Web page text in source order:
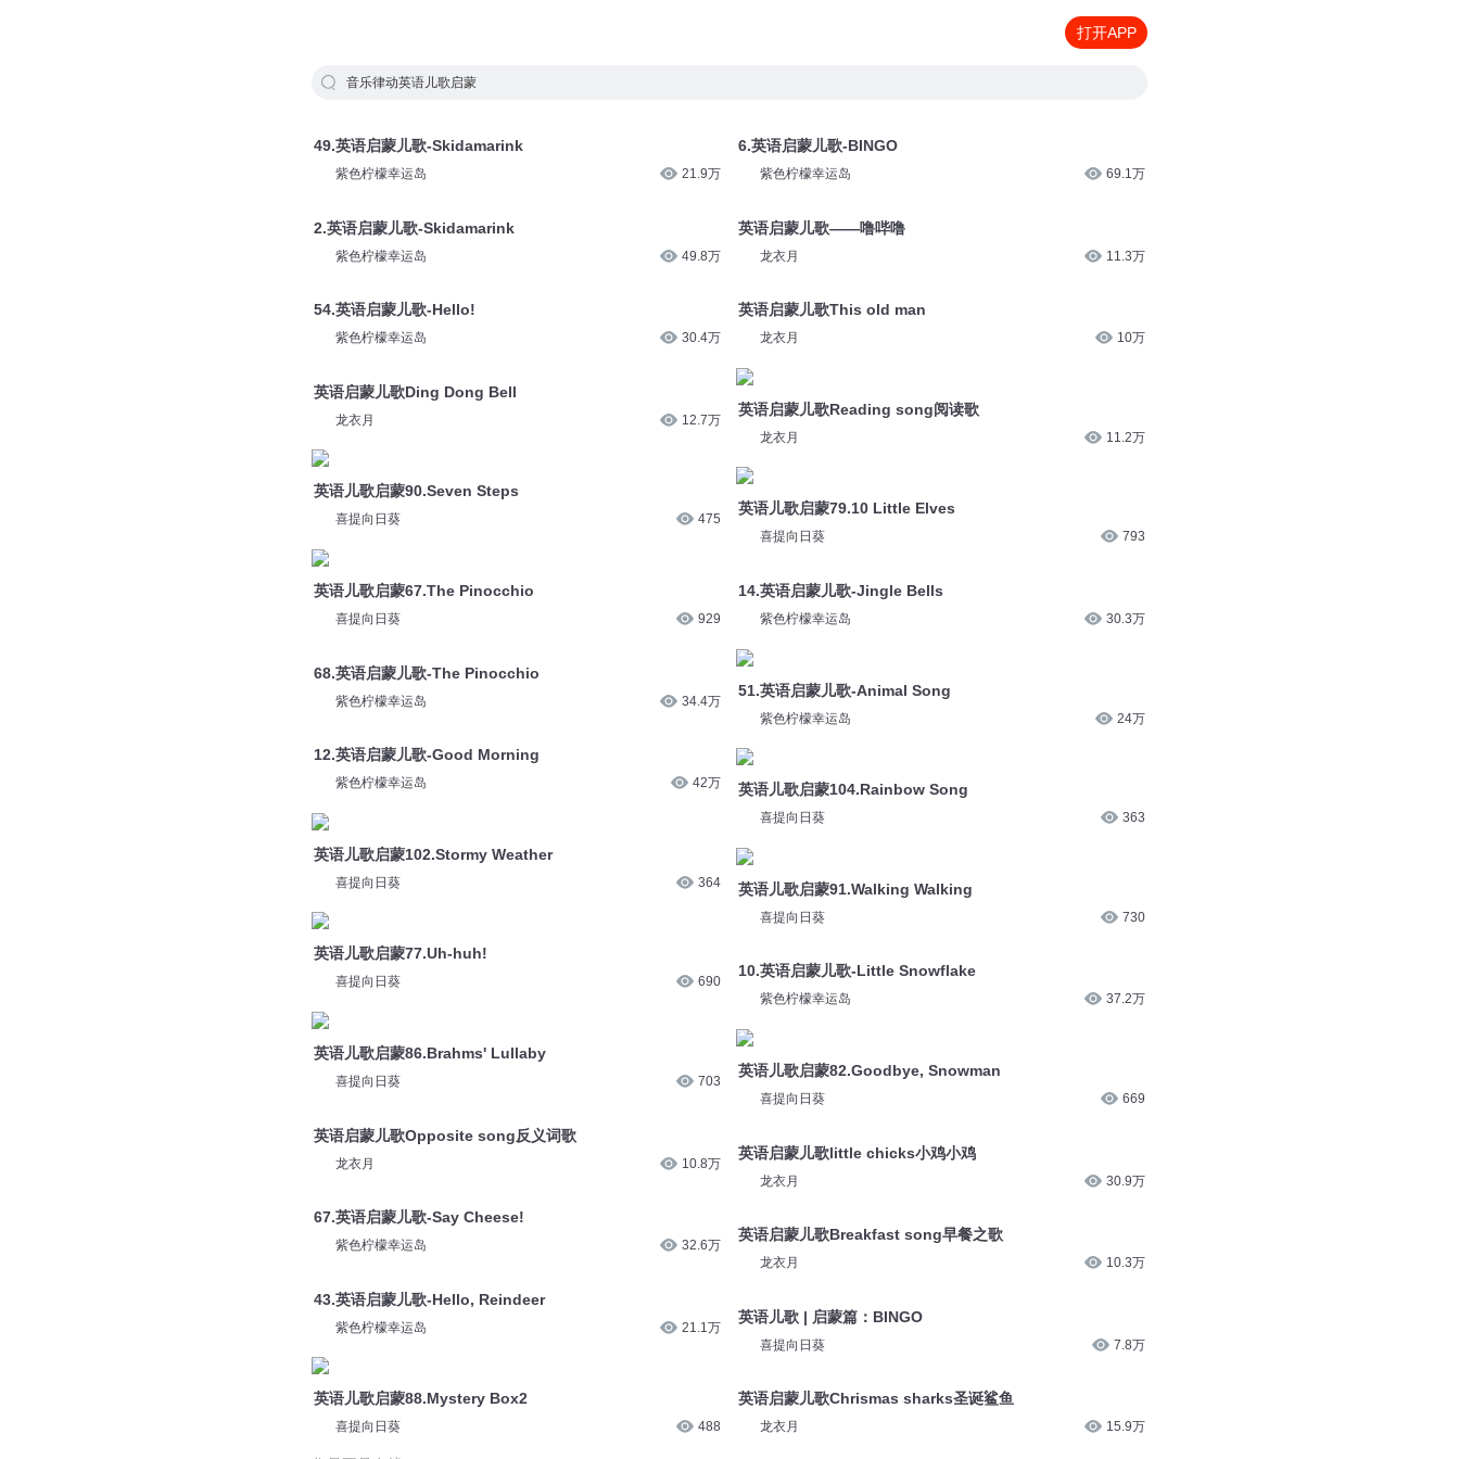
打开APP
音乐律动英语儿歌启蒙
49.英语启蒙儿歌-Skidamarink
紫色柠檬幸运岛 21.9万
2.英语启蒙儿歌-Skidamarink
紫色柠檬幸运岛 49.8万
54.英语启蒙儿歌-Hello!
紫色柠檬幸运岛 30.4万
英语启蒙儿歌Ding Dong Bell
龙衣月 12.7万
英语儿歌启蒙90.Seven Steps
喜提向日葵 475
英语儿歌启蒙67.The Pinocchio
喜提向日葵 929
68.英语启蒙儿歌-The Pinocchio
紫色柠檬幸运岛 34.4万
12.英语启蒙儿歌-Good Morning
紫色柠檬幸运岛 42万
英语儿歌启蒙102.Stormy Weather
喜提向日葵 364
英语儿歌启蒙77.Uh-huh!
喜提向日葵 690
英语儿歌启蒙86.Brahms' Lullaby
喜提向日葵 703
英语启蒙儿歌Opposite song反义词歌
龙衣月 10.8万
67.英语启蒙儿歌-Say Cheese!
紫色柠檬幸运岛 32.6万
43.英语启蒙儿歌-Hello, Reindeer
紫色柠檬幸运岛 21.1万
英语儿歌启蒙88.Mystery Box2
喜提向日葵 488
6.英语启蒙儿歌-BINGO
紫色柠檬幸运岛 69.1万
英语启蒙儿歌——噜哔噜
龙衣月 11.3万
英语启蒙儿歌This old man
龙衣月 10万
英语启蒙儿歌Reading song阅读歌
龙衣月 11.2万
英语儿歌启蒙79.10 Little Elves
喜提向日葵 793
14.英语启蒙儿歌-Jingle Bells
紫色柠檬幸运岛 30.3万
51.英语启蒙儿歌-Animal Song
紫色柠檬幸运岛 24万
英语儿歌启蒙104.Rainbow Song
喜提向日葵 363
英语儿歌启蒙91.Walking Walking
喜提向日葵 730
10.英语启蒙儿歌-Little Snowflake
紫色柠檬幸运岛 37.2万
英语儿歌启蒙82.Goodbye, Snowman
喜提向日葵 669
英语启蒙儿歌little chicks小鸡小鸡
龙衣月 30.9万
英语启蒙儿歌Breakfast song早餐之歌
龙衣月 10.3万
英语儿歌 | 启蒙篇：BINGO
喜提向日葵 7.8万
英语启蒙儿歌Chrismas sharks圣诞鲨鱼
龙衣月 15.9万